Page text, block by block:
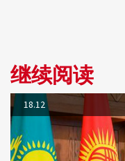
继续阅读
18.12